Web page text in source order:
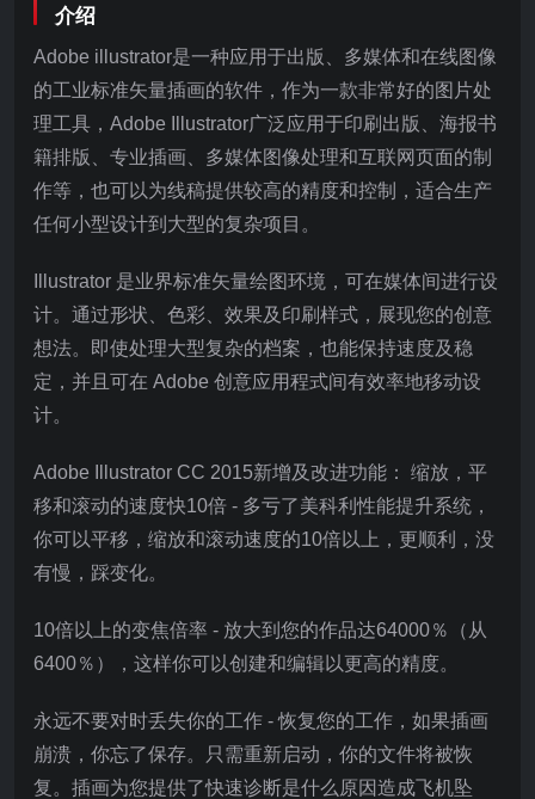
介绍
Adobe illustrator是一种应用于出版、多媒体和在线图像
的工业标准矢量插画的软件，作为一款非常好的图片处
理工具，Adobe Illustrator广泛应用于印刷出版、海报书
籍排版、专业插画、多媒体图像处理和互联网页面的制
作等，也可以为线稿提供较高的精度和控制，适合生产
任何小型设计到大型的复杂项目。
Illustrator 是业界标准矢量绘图环境，可在媒体间进行设
计。通过形状、色彩、效果及印刷样式，展现您的创意
想法。即使处理大型复杂的档案，也能保持速度及稳
定，并且可在 Adobe 创意应用程式间有效率地移动设
计。
Adobe Illustrator CC 2015新增及改进功能： 缩放，平
移和滚动的速度快10倍 - 多亏了美科利性能提升系统，
你可以平移，缩放和滚动速度的10倍以上，更顺利，没
有慢，踩变化。
10倍以上的变焦倍率 - 放大到您的作品达64000％（从
6400％），这样你可以创建和编辑以更高的精度。
永远不要对时丢失你的工作 - 恢复您的工作，如果插画
崩溃，你忘了保存。只需重新启动，你的文件将被恢
复。插画为您提供了快速诊断是什么原因造成飞机坠